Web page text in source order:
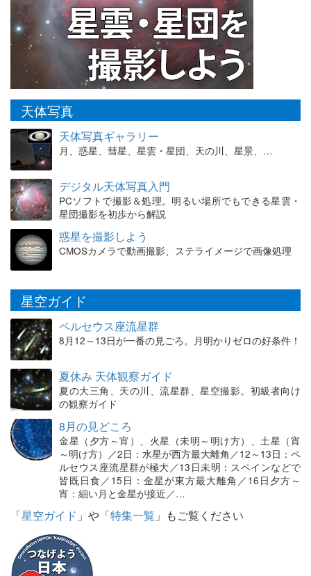
天体写真
天体写真ギャラリー
月、惑星、彗星、星雲・星団、天の川、星景、…
デジタル天体写真入門
PCソフトで撮影＆処理。明るい場所でもできる星雲・
星団撮影を初歩から解説
惑星を撮影しよう
CMOSカメラで動画撮影、ステライメージで画像処理
星空ガイド
ペルセウス座流星群
8月12～13日が一番の見ごろ。月明かりゼロの好条件！
夏休み 天体観察ガイド
夏の大三角、天の川、流星群、星空撮影。初級者向け
の観察ガイド
8月の見どころ
金星（夕方～宵）、火星（未明～明け方）、土星（宵
～明け方）／2日：水星が西方最大離角／12～13日：ペ
ルセウス座流星群が極大／13日未明：スペインなどで
皆既日食／15日：金星が東方最大離角／16日夕方～
宵：細い月と金星が接近／…
「星空ガイド 」や「特集一覧 」もご覧ください